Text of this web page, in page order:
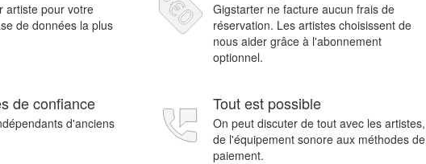
artiste pour votre
de données la plus
Gigstarter ne facture aucun frais de
réservation. Les artistes choisissent de
nous aider grâce à l'abonnement
optionnel.
de confiance
d'anciens
Tout est possible
On peut discuter de tout avec les artistes,
de l'équipement sonore aux méthodes de
paiement.